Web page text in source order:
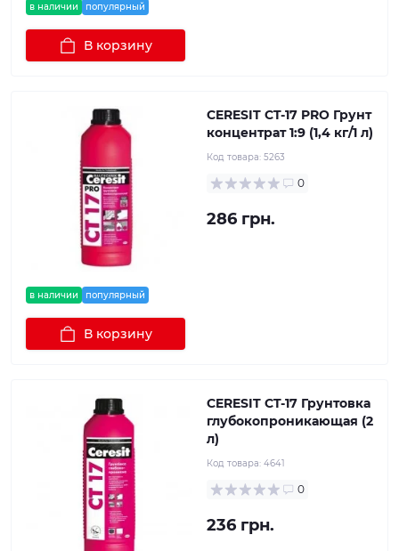
в наличии популярный
В корзину
в наличии популярный
CERESIT CT-17 PRO Грунт
концентрат 1:9 (1,4 кг/1 л)
Код товара: 5263
0
286 грн.
В корзину
CERESIT CT-17 Грунтовка
глубокопроникающая (2
л)
Код товара: 4641
0
236 грн.